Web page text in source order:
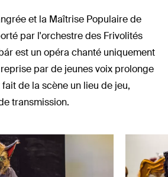
et la Maîtrise Populaire de
par l'orchestre des Frivolités
est un opéra chanté uniquement
par de jeunes voix prolonge
de la scène un lieu de jeu,
transmission.